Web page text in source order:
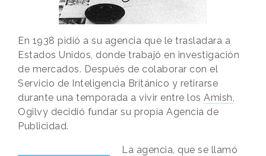
En 1938 pidió a su agencia que le trasladara a
Estados Unidos, donde trabajó en investigación
de mercados. Después de colaborar con el
Servicio de Inteligencia Británico y retirarse
durante una temporada a vivir entre los Amish,
Ogilvy decidió fundar su propia Agencia de
Publicidad.
La agencia, que se llamó